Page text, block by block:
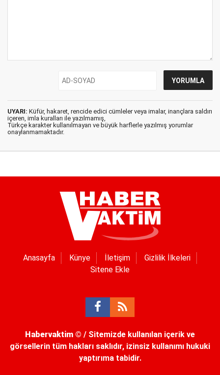
UYARI: Küfür, hakaret, rencide edici cümleler veya imalar, inançlara saldırı
içeren, imla kuralları ile yazılmamış,
Türkçe karakter kullanılmayan ve büyük harflerle yazılmış yorumlar
onaylanmamaktadır.
Anasayfa Künye İletişim
Gizlilik İlkeleri
Sitene Ekle
Habervaktim © / Sitemizde kullanılan içerik ve
görsellerin tüm hakları saklıdır, izinsiz kullanımı hukuki
yaptırıma tabidir.